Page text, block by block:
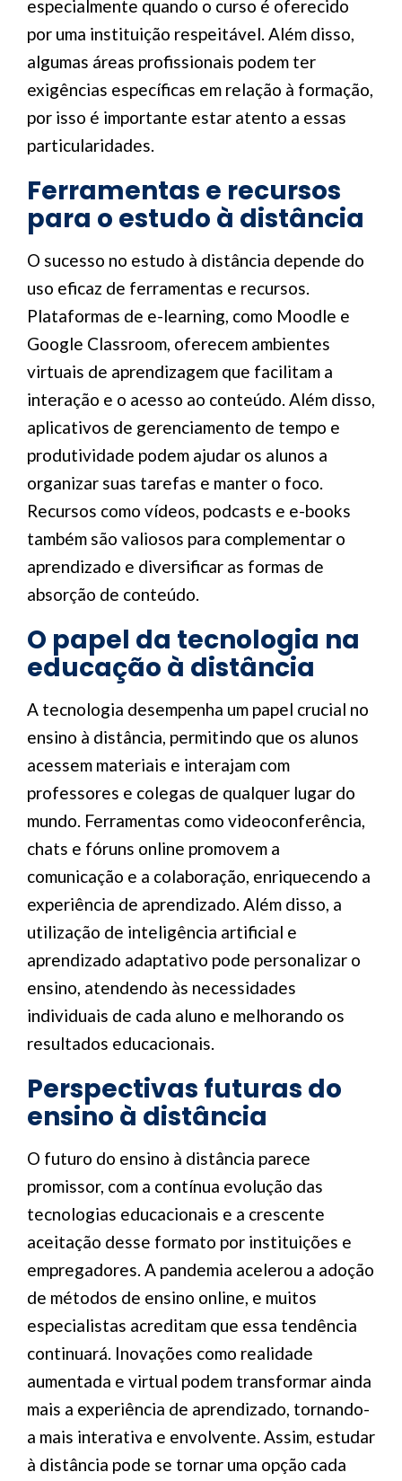
especialmente quando o curso é oferecido
por uma instituição respeitável. Além disso,
algumas áreas profissionais podem ter
exigências específicas em relação à formação,
por isso é importante estar atento a essas
particularidades.
Ferramentas e recursos
para o estudo à distância
O sucesso no estudo à distância depende do
uso eficaz de ferramentas e recursos.
Plataformas de e-learning, como Moodle e
Google Classroom, oferecem ambientes
virtuais de aprendizagem que facilitam a
interação e o acesso ao conteúdo. Além disso,
aplicativos de gerenciamento de tempo e
produtividade podem ajudar os alunos a
organizar suas tarefas e manter o foco.
Recursos como vídeos, podcasts e e-books
também são valiosos para complementar o
aprendizado e diversificar as formas de
absorção de conteúdo.
O papel da tecnologia na
educação à distância
A tecnologia desempenha um papel crucial no
ensino à distância, permitindo que os alunos
acessem materiais e interajam com
professores e colegas de qualquer lugar do
mundo. Ferramentas como videoconferência,
chats e fóruns online promovem a
comunicação e a colaboração, enriquecendo a
experiência de aprendizado. Além disso, a
utilização de inteligência artificial e
aprendizado adaptativo pode personalizar o
ensino, atendendo às necessidades
individuais de cada aluno e melhorando os
resultados educacionais.
Perspectivas futuras do
ensino à distância
O futuro do ensino à distância parece
promissor, com a contínua evolução das
tecnologias educacionais e a crescente
aceitação desse formato por instituições e
empregadores. A pandemia acelerou a adoção
de métodos de ensino online, e muitos
especialistas acreditam que essa tendência
continuará. Inovações como realidade
aumentada e virtual podem transformar ainda
mais a experiência de aprendizado, tornando-
a mais interativa e envolvente. Assim, estudar
à distância pode se tornar uma opção cada